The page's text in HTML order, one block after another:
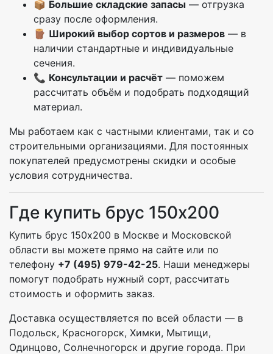
📦 Большие складские запасы — отгрузка
сразу после оформления.
🪵 Широкий выбор сортов и размеров — в
наличии стандартные и индивидуальные
сечения.
📞 Консультации и расчёт — поможем
рассчитать объём и подобрать подходящий
материал.
Мы работаем как с частными клиентами, так и со
строительными организациями. Для постоянных
покупателей предусмотрены скидки и особые
условия сотрудничества.
Где купить брус 150х200
Купить брус 150х200 в Москве и Московской
области вы можете прямо на сайте или по
телефону +7 (495) 979-42-25. Наши менеджеры
помогут подобрать нужный сорт, рассчитать
стоимость и оформить заказ.
Доставка осуществляется по всей области — в
Подольск, Красногорск, Химки, Мытищи,
Одинцово, Солнечногорск и другие города. При